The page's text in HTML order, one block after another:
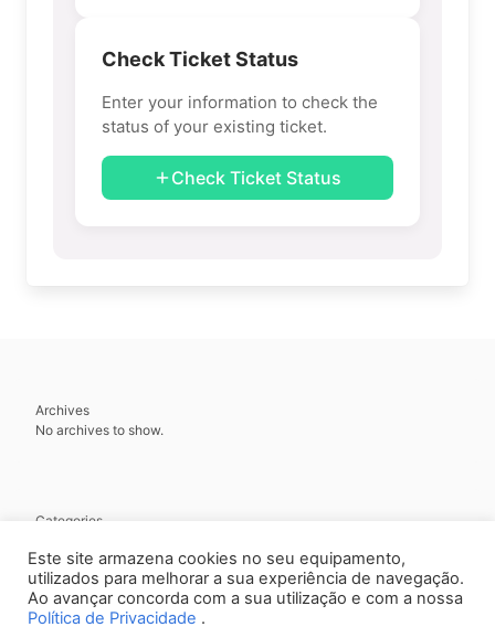
Check Ticket Status
Enter your information to check the
status of your existing ticket.
Check Ticket Status
Archives
No archives to show.
Categories
Este site armazena cookies no seu equipamento,
utilizados para melhorar a sua experiência de navegação.
Ao avançar concorda com a sua utilização e com a nossa
Política de Privacidade .